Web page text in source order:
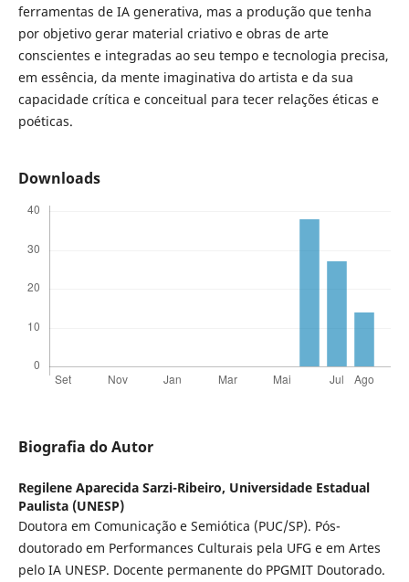
ferramentas de IA generativa, mas a produção que tenha
por objetivo gerar material criativo e obras de arte
conscientes e integradas ao seu tempo e tecnologia precisa,
em essência, da mente imaginativa do artista e da sua
capacidade crítica e conceitual para tecer relações éticas e
poéticas.
Downloads
Biografia do Autor
Regilene Aparecida Sarzi-Ribeiro, Universidade Estadual
Paulista (UNESP)
Doutora em Comunicação e Semiótica (PUC/SP). Pós-
doutorado em Performances Culturais pela UFG e em Artes
pelo IA UNESP. Docente permanente do PPGMIT Doutorado.